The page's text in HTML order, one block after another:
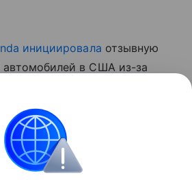
инициировала отзывную
в США из-за
уточнили, что из-за
безопасности в
спонтанно.